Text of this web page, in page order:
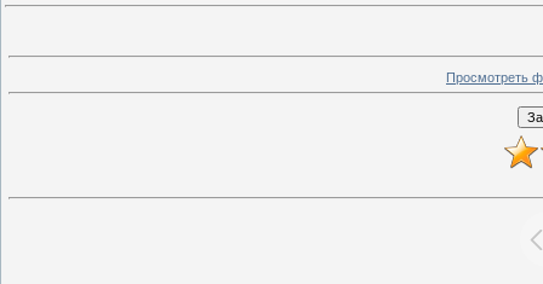
Просмотреть